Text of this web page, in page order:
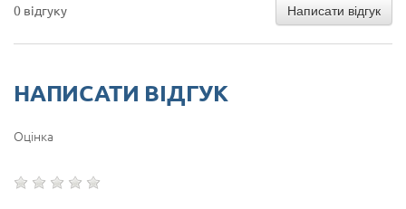
0 відгуку Написати відгук
НАПИСАТИ ВІДГУК
Оцінка